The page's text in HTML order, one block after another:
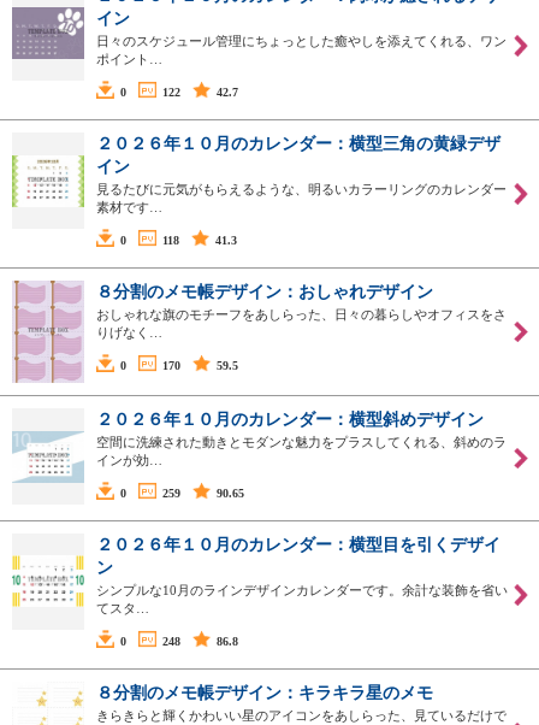
イン
日々のスケジュール管理にちょっとした癒やしを添えてくれる、ワン
ポイント…
0 122 42.7
２０２６年１０月のカレンダー：横型三角の黄緑デザ
イン
見るたびに元気がもらえるような、明るいカラーリングのカレンダー
素材です…
0 118 41.3
８分割のメモ帳デザイン：おしゃれデザイン
おしゃれな旗のモチーフをあしらった、日々の暮らしやオフィスをさ
りげなく…
0 170 59.5
２０２６年１０月のカレンダー：横型斜めデザイン
空間に洗練された動きとモダンな魅力をプラスしてくれる、斜めのラ
インが効…
0 259 90.65
２０２６年１０月のカレンダー：横型目を引くデザイ
ン
シンプルな10月のラインデザインカレンダーです。余計な装飾を省い
てスタ…
0 248 86.8
８分割のメモ帳デザイン：キラキラ星のメモ
きらきらと輝くかわいい星のアイコンをあしらった、見ているだけで